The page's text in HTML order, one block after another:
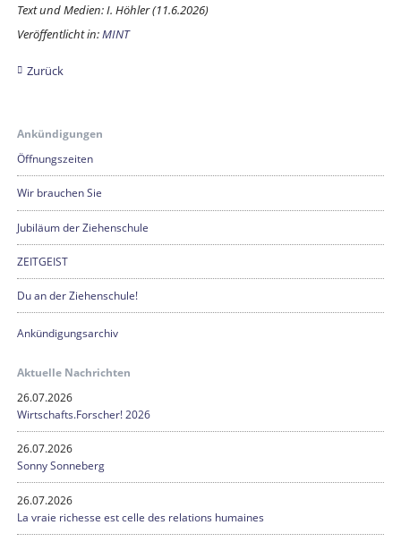
Text und Medien: I. Höhler (11.6.2026)
Veröffentlicht in:MINT
Zurück
Ankündigungen
Öffnungszeiten
Wir brauchen Sie
Jubiläum der Ziehenschule
ZEITGEIST
Du an der Ziehenschule!
Ankündigungsarchiv
Aktuelle Nachrichten
26.07.2026
Wirtschafts.Forscher! 2026
26.07.2026
Sonny Sonneberg
26.07.2026
La vraie richesse est celle des relations humaines